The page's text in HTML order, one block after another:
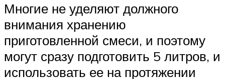
Многие не уделяют должного
внимания хранению
приготовленной смеси, и поэтому
могут сразу подготовить 5 литров, и
использовать ее на протяжении